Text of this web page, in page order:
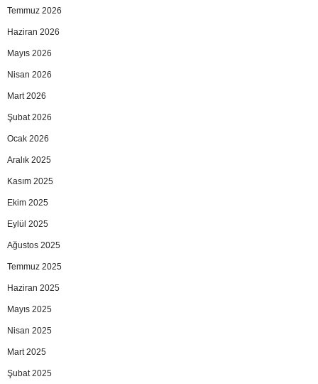
Temmuz 2026
Haziran 2026
Mayıs 2026
Nisan 2026
Mart 2026
Şubat 2026
Ocak 2026
Aralık 2025
Kasım 2025
Ekim 2025
Eylül 2025
Ağustos 2025
Temmuz 2025
Haziran 2025
Mayıs 2025
Nisan 2025
Mart 2025
Şubat 2025